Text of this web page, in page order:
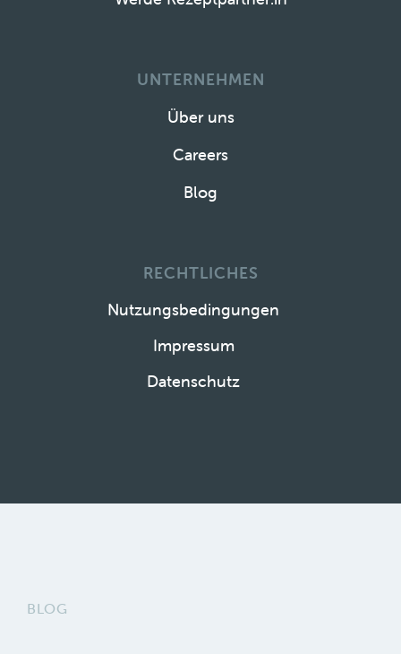
UNTERNEHMEN
Über uns
Careers
Blog
RECHTLICHES
Nutzungsbedingungen
Impressum
Datenschutz
BLOG